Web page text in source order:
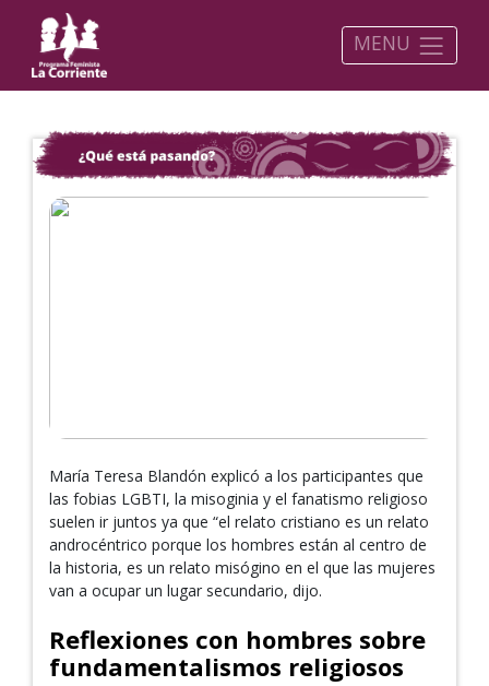
MENU
María Teresa Blandón explicó a los participantes que
las fobias LGBTI, la misoginia y el fanatismo religioso
suelen ir juntos ya que “el relato cristiano es un relato
androcéntrico porque los hombres están al centro de
la historia, es un relato misógino en el que las mujeres
van a ocupar un lugar secundario, dijo.
Reflexiones con hombres sobre
fundamentalismos religiosos